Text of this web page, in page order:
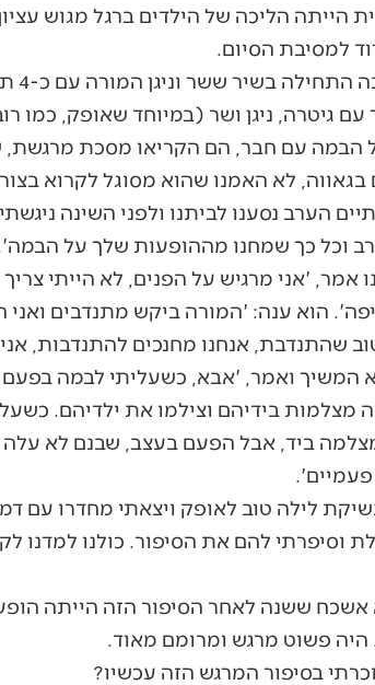
הייתה הליכה של הילדים ברגל מגוש
למסיבת הסיום.
גיטרה, ניגן ושר (במיוחד שאופק, כמו
הבמה עם חבר, הם הקריאו מסכת מרגשת,
בגאווה, לא האמנו שהוא מסוגל לקרוא
הערב נסענו לביתנו ולפני השינה
וכל כך שמחנו מההופעות שלך על
אמר, 'אני מרגיש על הפנים, לא הייתי
הוא ענה: 'המורה ביקש מתנדבים ואני
שהתנדבת, אנחנו מחנכים להתנדבות,
המשיך ואמר, 'אבא, כשעליתי לבמה
מצלמות בידיהם וצילמו את ילדיהם.
ביד, אבל הפעם בעצב, שבנם לא עלה
פעמיים'.
לילה טוב לאופק ויצאתי מחדרו
וסיפרתי להם את הסיפור. כולנו למדנו
פשוט מרגש ומרומם מאוד.
בסיפור המרגש הזה עכשיו?